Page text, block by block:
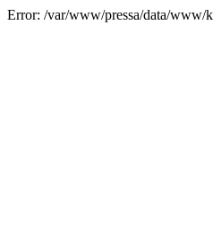
Error: /var/www/pressa/data/www/